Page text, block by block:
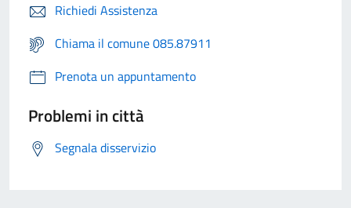
Richiedi Assistenza
Chiama il comune 085.87911
Prenota un appuntamento
Problemi in città
Segnala disservizio